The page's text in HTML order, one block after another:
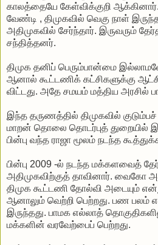
காலத்தையே கேள்விக்குறி
வேண்டி , திமுகவில் வெகு நாள் இருந்த
அதிமுகவில் சேர்ந்தார். இருவரும்
சந்தித்தனர்.
திமுக தனிப் பெரும்பான்மை
ஆனால் கூட்டணிக் கட்சிகளுக்கு
விட்டது. அதே சமயம் மத்திய அரசில்
இந்த தருணத்தில் திமுகவில்
மாறன் தொலை தொடர்புத் துறையில்
பின்பு வந்த ராஜா மூலம் நடந்த
பின்பு 2009 -ல் நடந்த மக்களவைத்
அதிமுகவிற்குத் தாவினார். வைகோ
திமுக கூட்டணி தோல்வி அடையும்
ஆனாலும் வெற்றி பெற்றது. பண பலம்
இருந்தது. பாமக எல்லாத்
மக்களின் வரவேற்பைப் பெற்றது.